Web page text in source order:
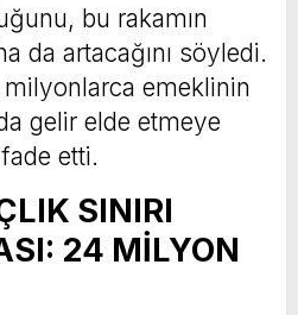
bu rakamın
da artacağını söyledi.
emeklinin
gelir elde etmeye
etti.
SINIRI
24 MİLYON